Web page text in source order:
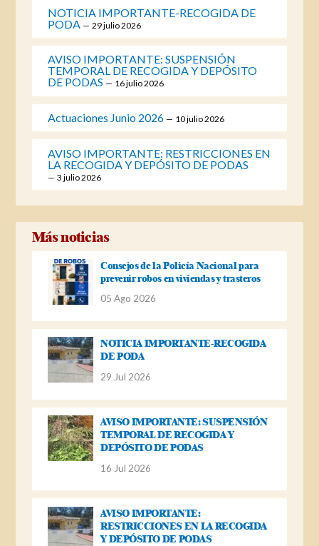
NOTICIA IMPORTANTE-RECOGIDA DE
PODA
29 julio 2026
AVISO IMPORTANTE: SUSPENSIÓN
TEMPORAL DE RECOGIDA Y DEPÓSITO
DE PODAS
16 julio 2026
Actuaciones Junio 2026 10 julio 2026
AVISO IMPORTANTE: RESTRICCIONES EN
LA RECOGIDA Y DEPÓSITO DE PODAS
3 julio 2026
Más noticias
Consejos de la Policía Nacional para
prevenir robos en viviendas y trasteros
05 Ago 2026
NOTICIA IMPORTANTE-RECOGIDA
DE PODA
29 Jul 2026
AVISO IMPORTANTE: SUSPENSIÓN
TEMPORAL DE RECOGIDA Y
DEPÓSITO DE PODAS
16 Jul 2026
AVISO IMPORTANTE:
RESTRICCIONES EN LA RECOGIDA
Y DEPÓSITO DE PODAS